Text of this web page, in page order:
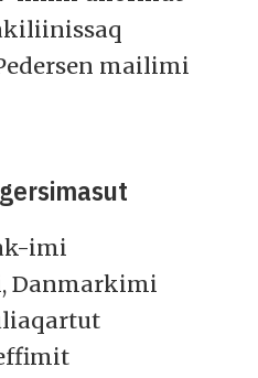
mailimi
imi
Danmarkimi